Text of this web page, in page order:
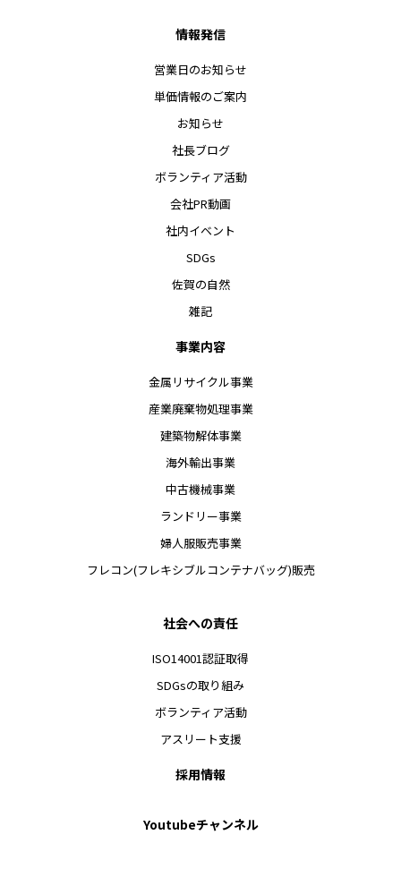
情報発信
営業日のお知らせ
単価情報のご案内
お知らせ
社長ブログ
ボランティア活動
会社PR動画
社内イベント
SDGs
佐賀の自然
雑記
事業内容
金属リサイクル事業
産業廃棄物処理事業
建築物解体事業
海外輸出事業
中古機械事業
ランドリー事業
婦人服販売事業
フレコン(フレキシブルコンテナバッグ)販売
社会への責任
ISO14001認証取得
SDGsの取り組み
ボランティア活動
アスリート支援
採用情報
Youtubeチャンネル